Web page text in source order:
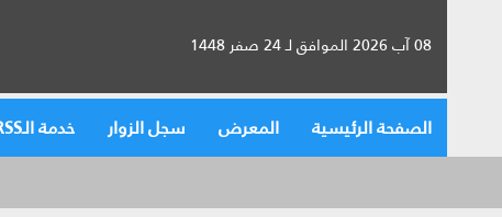
08 آب 2026 الموافق لـ 24 صفر 1448
الصفحة الرئيسية المعرض سجل الزوار خدمة الـRSS